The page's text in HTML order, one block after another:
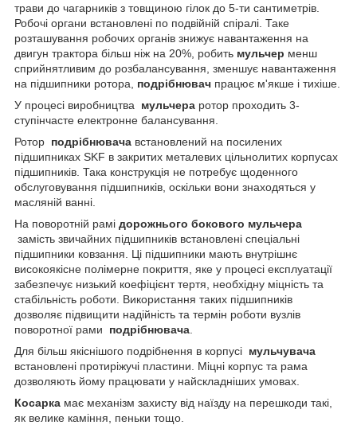
трави до чагарників з товщиною гілок до 5-ти сантиметрів.
Робочі органи встановлені по подвійній спіралі. Таке
розташування робочих органів знижує навантаження на
двигун трактора більш ніж на 20%, робить мульчер менш
сприйнятливим до розбалансування, зменшує навантаження
на підшипники ротора, подрібнювач працює м'якше і тихіше.
У процесі виробництва
мульчера ротор проходить 3-
ступінчасте електронне балансування.
Ротор подрібнювача встановлений на посилених
підшипниках SKF в закритих металевих цільнолитих корпусах
підшипників. Така конструкція не потребує щоденного
обслуговування підшипників, оскільки вони знаходяться у
масляній ванні.
На поворотній рамі дорожнього бокового мульчера
замість звичайних підшипників встановлені спеціальні
підшипники ковзання. Ці підшипники мають внутрішнє
високоякісне полімерне покриття, яке у процесі експлуатації
забезпечує низький коефіцієнт тертя, необхідну міцність та
стабільність роботи. Використання таких підшипників
дозволяє підвищити надійність та термін роботи вузлів
поворотної рами
подрібнювача
Для більш якіснішого подрібнення в корпусі мульчувача
встановлені протиріжучі пластини. Міцні корпус та рама
дозволяють йому працювати у найскладніших умовах.
Косарка має механізм захисту від наїзду на перешкоди такі,
як велике каміння, пеньки тощо.